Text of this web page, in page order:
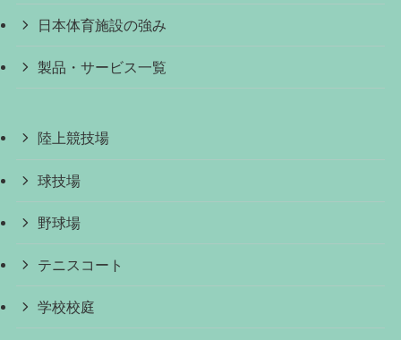
日本体育施設の強み
製品・サービス一覧
陸上競技場
球技場
野球場
テニスコート
学校校庭